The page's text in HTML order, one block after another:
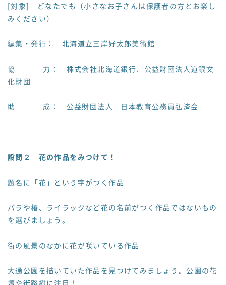
[対象] どなたでも（小さなお子さんは保護者の方とお楽し
みください）
編集・発行： 北海道立三岸好太郎美術館
協 力： 株式会社北海道銀行、公益財団法人道銀文
化財団
助 成： 公益財団法人 日本教育公務員弘済会
設問２ 花の作品をみつけて！
題名に「花」という字がつく作品
バラや椿、ライラックなど花の名前がつく作品ではないもの
を選びましょう。
街の風景のなかに花が咲いている作品
大通公園を描いていた作品を見つけてみましょう。公園の花
壇や街路樹に注目！